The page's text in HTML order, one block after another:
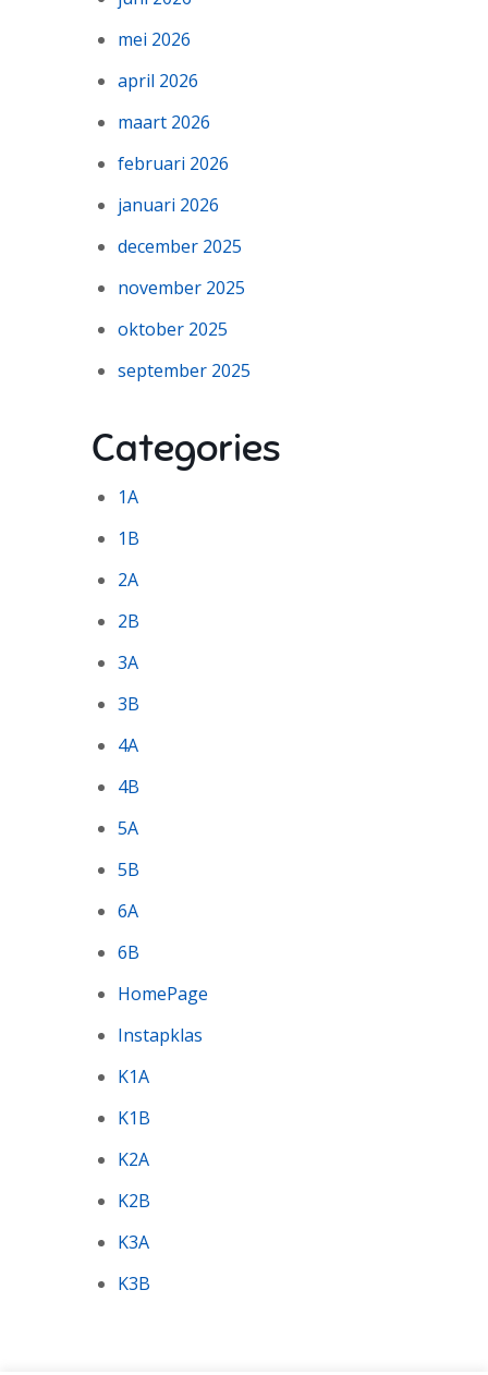
mei 2026
april 2026
maart 2026
februari 2026
januari 2026
december 2025
november 2025
oktober 2025
september 2025
Categories
1A
1B
2A
2B
3A
3B
4A
4B
5A
5B
6A
6B
HomePage
Instapklas
K1A
K1B
K2A
K2B
K3A
K3B